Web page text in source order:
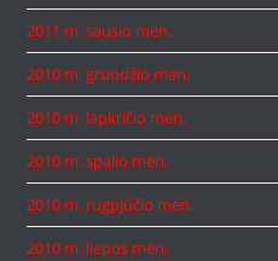
2011 m. sausio mėn.
2010 m. gruodžio mėn.
2010 m. lapkričio mėn.
2010 m. spalio mėn.
2010 m. rugpjūčio mėn.
2010 m. liepos mėn.